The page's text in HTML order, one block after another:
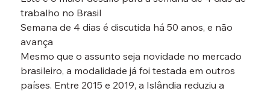
trabalho no Brasil
Semana de 4 dias é discutida há 50 anos, e não
avança
Mesmo que o assunto seja novidade no mercado
brasileiro, a modalidade já foi testada em outros
países. Entre 2015 e 2019, a Islândia reduziu a